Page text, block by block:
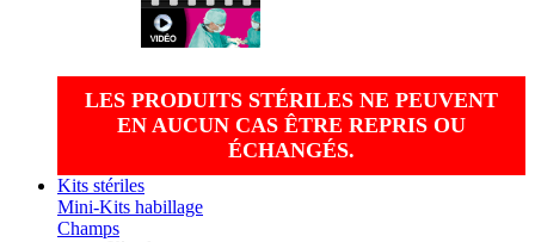
LES PRODUITS STÉRILES NE PEUVENT
EN AUCUN CAS ÊTRE REPRIS OU
ÉCHANGÉS.
Kits stériles
Mini-Kits habillage
Champs